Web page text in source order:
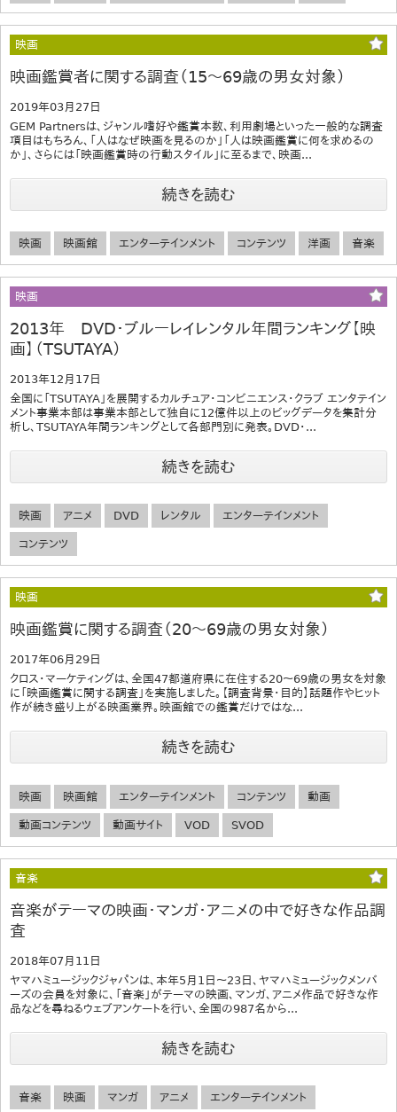
映画
映画鑑賞者に関する調査（15～69歳の男女対象）
2019年03月27日
GEM Partnersは、ジャンル嗜好や鑑賞本数、利用劇場といった一般的な調査
項目はもちろん、「人はなぜ映画を見るのか」「人は映画鑑賞に何を求めるの
か」、さらには「映画鑑賞時の行動スタイル」に至るまで、映画...
続きを読む
映画 映画館 エンターテインメント コンテンツ 洋画 音楽
映画
2013年 DVD・ブルーレイレンタル年間ランキング【映
画】（TSUTAYA）
2013年12月17日
全国に「TSUTAYA」を展開するカルチュア・コンビニエンス・クラブ エンタテイン
メント事業本部は事業本部として独自に12億件以上のビッグデータを集計分
析し、TSUTAYA年間ランキングとして各部門別に発表。DVD・...
続きを読む
映画 アニメ DVD レンタル エンターテインメント
コンテンツ
映画
映画鑑賞に関する調査（20～69歳の男女対象）
2017年06月29日
クロス・マーケティングは、全国47都道府県に在住する20～69歳の男女を対象
に「映画鑑賞に関する調査」を実施しました。【調査背景・目的】話題作やヒット
作が続き盛り上がる映画業界。映画館での鑑賞だけではな...
続きを読む
映画 映画館 エンターテインメント コンテンツ 動画
動画コンテンツ 動画サイト VOD SVOD
音楽
音楽がテーマの映画・マンガ・アニメの中で好きな作品調
査
2018年07月11日
ヤマハミュージックジャパンは、本年5月1日～23日、ヤマハミュージックメンバ
ーズの会員を対象に、「音楽」がテーマの映画、マンガ、アニメ作品で好きな作
品などを尋ねるウェブアンケートを行い、全国の987名から...
続きを読む
音楽 映画 マンガ アニメ エンターテインメント